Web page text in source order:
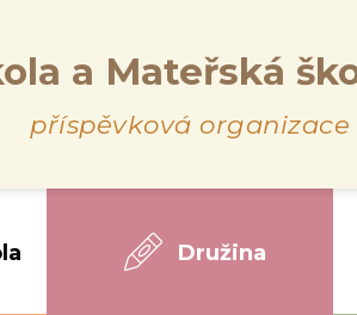
a Mateřská
příspěvková organizace
Družina